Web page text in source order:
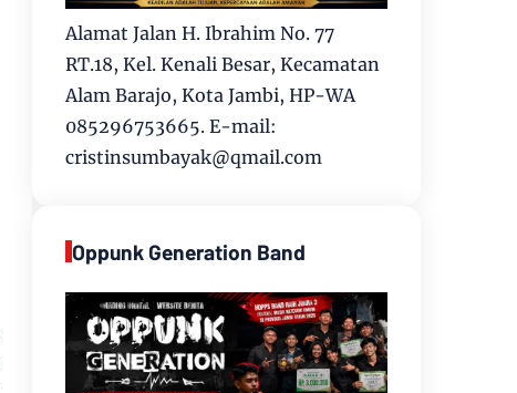
Alamat Jalan H. Ibrahim No. 77
RT.18, Kel. Kenali Besar, Kecamatan
Alam Barajo, Kota Jambi, HP-WA
085296753665. E-mail:
cristinsumbayak@qmail.com
Oppunk Generation Band